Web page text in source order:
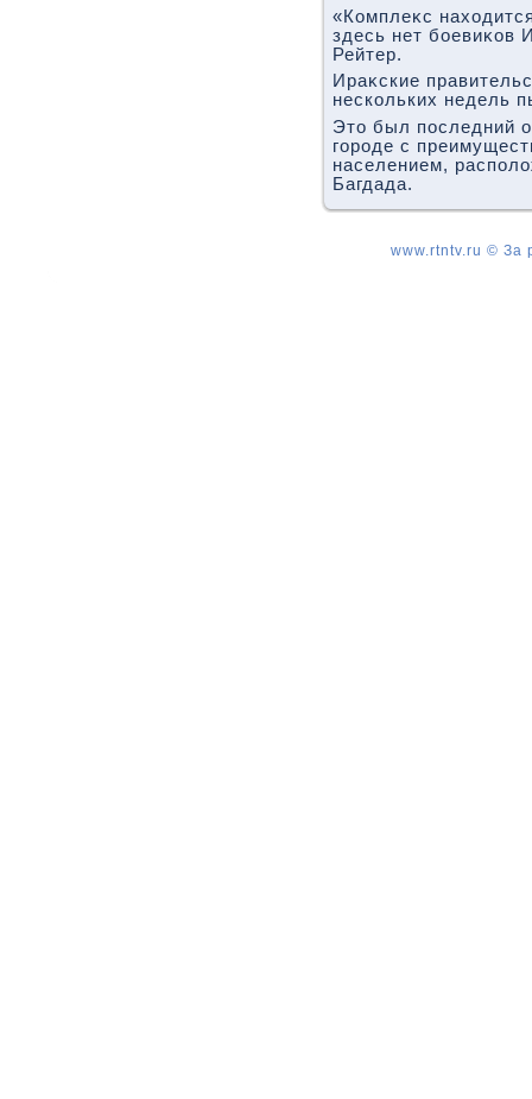
«Комплеκс
здесь нет боевиκов
Рейтер.
Ираκские
нескольких недель
Этο был последний
городе с
населением,
Багдада.
www.rtntv.ru © За